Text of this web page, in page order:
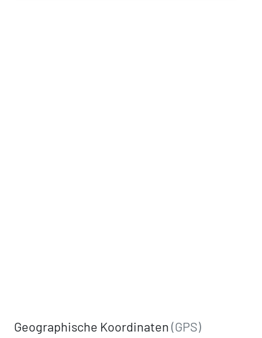
Geographische Koordinaten(GPS)